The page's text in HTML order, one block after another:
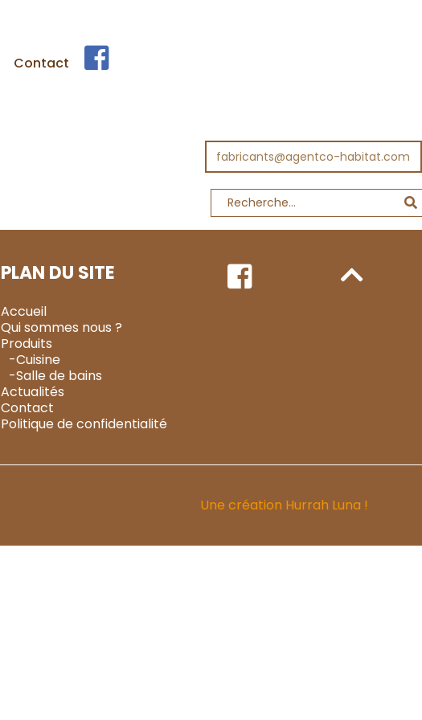
Contact
fabricants@agentco-habitat.com
PLAN DU SITE
Accueil
Qui sommes nous ?
Produits
-Cuisine
-Salle de bains
Actualités
Contact
Politique de confidentialité
Une création Hurrah Luna !